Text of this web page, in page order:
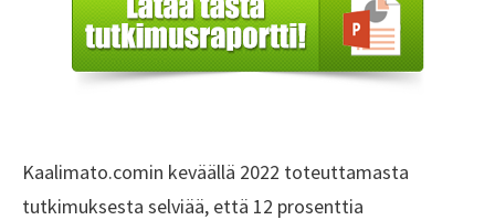
Kaalimato.comin keväällä 2022 toteuttamasta
tutkimuksesta selviää, että 12 prosenttia